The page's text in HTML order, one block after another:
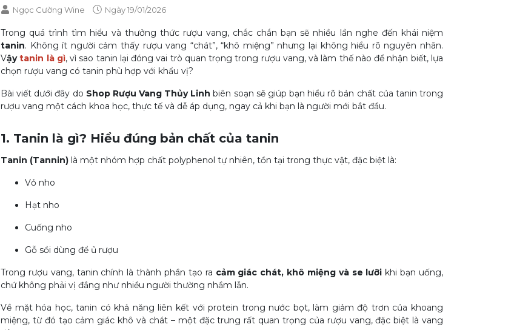
Ngọc Cường Wine Ngày19/01/2026
Trong quá trình tìm hiểu và thưởng thức rượu vang, chắc chắn bạn sẽ nhiều lần nghe đến khái niệm
tanin. Không ít người cảm thấy rượu vang “chát”, “khô miệng” nhưng lại không hiểu rõ nguyên nhân.
Vậy tanin là gì, vì sao tanin lại đóng vai trò quan trọng trong rượu vang, và làm thế nào để nhận biết, lựa
chọn rượu vang có tanin phù hợp với khẩu vị?
Bài viết dưới đây do Shop Rượu Vang Thủy Linh biên soạn sẽ giúp bạn hiểu rõ bản chất của tanin trong
rượu vang một cách khoa học, thực tế và dễ áp dụng, ngay cả khi bạn là người mới bắt đầu.
1. Tanin là gì? Hiểu đúng bản chất của tanin
Tanin (Tannin) là một nhóm hợp chất polyphenol tự nhiên, tồn tại trong thực vật, đặc biệt là:
Vỏ nho
Hạt nho
Cuống nho
Gỗ sồi dùng để ủ rượu
Trong rượu vang, tanin chính là thành phần tạo ra cảm giác chát, khô miệng và se lưỡi khi bạn uống,
chứ không phải vị đắng như nhiều người thường nhầm lẫn.
Về mặt hóa học, tanin có khả năng liên kết với protein trong nước bọt, làm giảm độ trơn của khoang
miệng, từ đó tạo cảm giác khô và chát – một đặc trưng rất quan trọng của rượu vang, đặc biệt là vang